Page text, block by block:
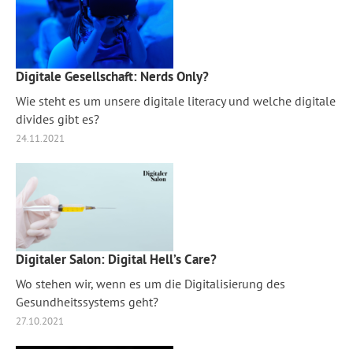
Digitale Gesellschaft: Nerds Only?
Wie steht es um unsere digitale literacy und welche digitale
divides gibt es?
24.11.2021
Digitaler Salon: Digital Hell’s Care?
Wo stehen wir, wenn es um die Digitalisierung des
Gesundheitssystems geht?
27.10.2021